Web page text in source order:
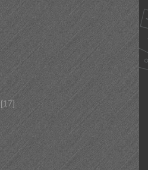
[17]